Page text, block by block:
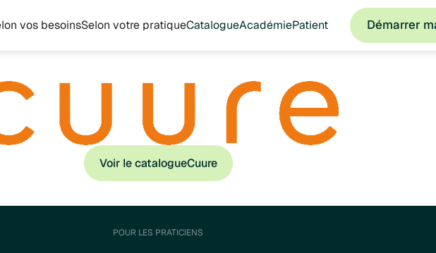
vos besoinsSelon votre pratiqueCatalogueAcadémiePatient
Démarrer
Démarrer
Voir le catalogueCuure
POUR LES PRATICIENS